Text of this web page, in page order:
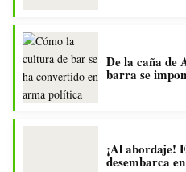
De la caña de
barra se
¡Al abordaje!
desembarca